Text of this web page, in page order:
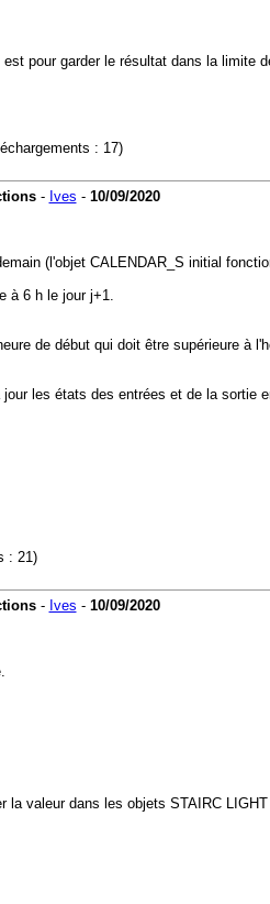
pour garder le résultat dans la
: 17)
- Ives - 10/09/2020
(l'objet CALENDAR_S initial
à 6 h le jour j+1.
de début qui doit être supérieure à
les états des entrées et de la
: 21)
- Ives - 10/09/2020
valeur dans les objets STAIRC